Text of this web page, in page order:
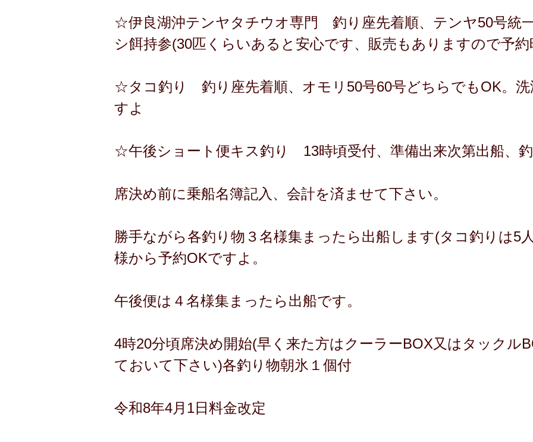
☆伊良湖沖テンヤタチウオ専門 釣り座先着順、テンヤ50号
シ餌持参(30匹くらいあると安心です、販売もありますので予
☆タコ釣り 釣り座先着順、オモリ50号60号どちらでもOK。
すよ
☆午後ショート便キス釣り 13時頃受付、準備出来次第出船、釣
席決め前に乗船名簿記入、会計を済ませて下さい。
勝手ながら各釣り物３名様集まったら出船します(タコ釣りは5
様から予約OKですよ。
午後便は４名様集まったら出船です。
4時20分頃席決め開始(早く来た方はクーラーBOX又はタックル
ておいて下さい)各釣り物朝氷１個付
令和8年4月1日料金改定